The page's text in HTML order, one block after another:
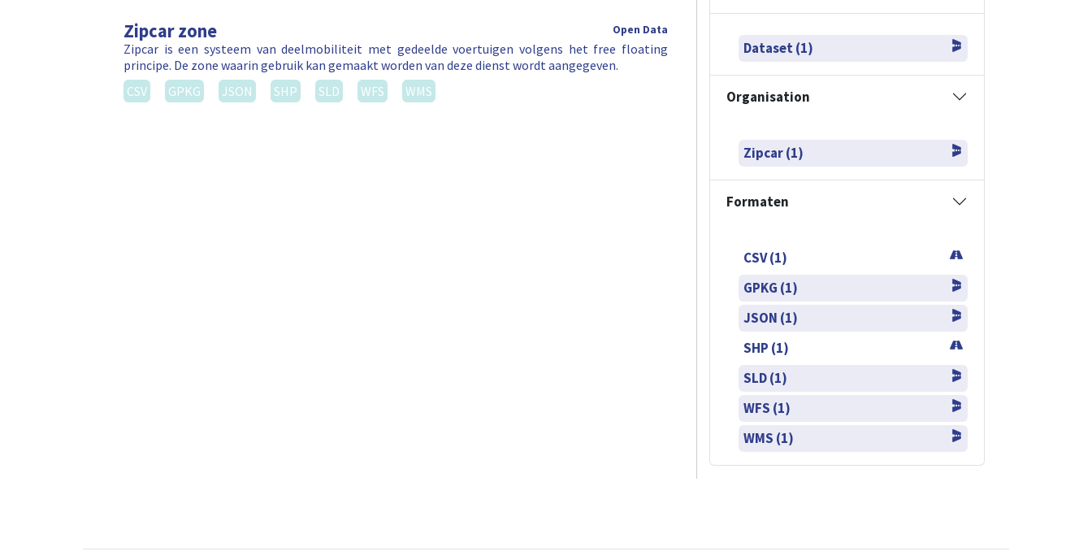
Zipcar zone Open Data
Zipcar is een systeem van deelmobiliteit met gedeelde voertuigen volgens het free floating
principe. De zone waarin gebruik kan gemaakt worden van deze dienst wordt aangegeven.
CSV
GPKG JSON SHP SLD WFS WMS
Dataset (1)
Organisation
Zipcar (1)
Formaten
CSV (1)
GPKG (1)
JSON (1)
SHP (1)
SLD (1)
WFS (1)
WMS (1)